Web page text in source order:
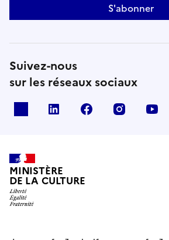
S'abonner
Suivez-nous
sur les réseaux sociaux
linkedin facebook instagram
MINISTÈRE
DE LA CULTURE